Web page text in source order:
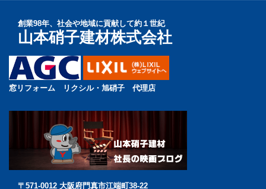
創業98年、社会や地域に貢献して約１世紀
山本硝子建材株式会社
窓リフォーム リクシル・旭硝子 代理店
〒571-0012 大阪府門真市江端町38-22